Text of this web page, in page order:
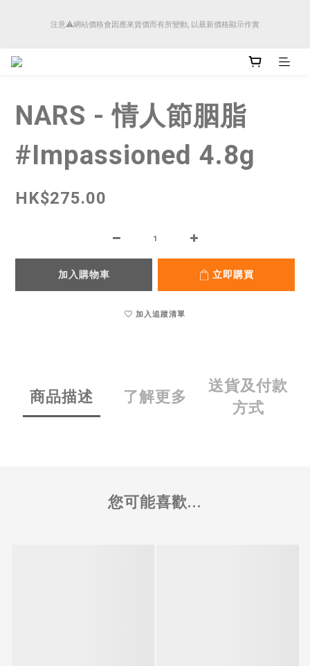
注意⚠️網站價格會因應來貨價而有所變動, 以最新價格顯示作實
順豐香港將於4月14日起減少SMS短訊發送, 所有快件自取訊息通知將全部改為透過官
NARS - 情人節胭脂
#Impassioned 4.8g
HK$275.00
加入購物車 立即購買
加入追蹤清單
商品描述 了解更多
送貨及付款
方式
您可能喜歡...